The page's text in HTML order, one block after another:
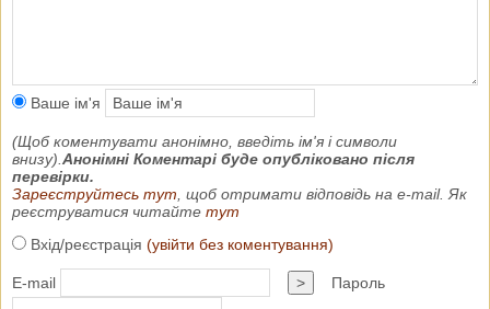
Ваше ім'я
(Щоб коментувати анонімно, введіть ім'я і символи
внизу). Анонімні Коментарі буде опубліковано після
перевірки.
Зареєструйтесь тут , щоб отримати відповідь на e-mail. Як
реєструватися читайте тут
Вхід/реєстрація (увійти без коментування)
E-mail > Пароль